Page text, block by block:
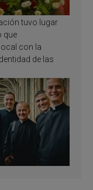
tuvo lugar
que
con la
de las